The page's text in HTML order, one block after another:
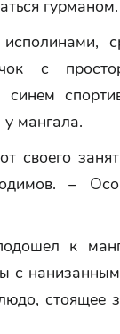
гурманом.
с
мангала.
своего
–
к
с
стоящее